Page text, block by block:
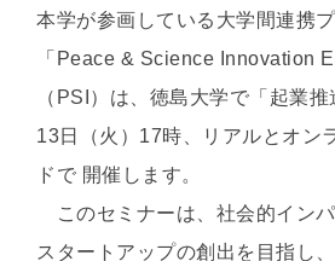
本学が参画している大学間連携
「Peace & Science Innovation
（PSI）は、徳島大学で「起業
13日（火）17時、リアルとオン
ドで 開催します。
このセミナーは、社会的イン
スタートアップの創出を目指し